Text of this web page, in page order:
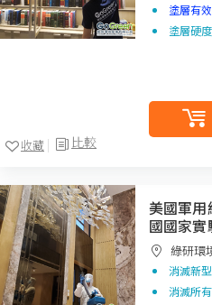
比較
收藏
塗層有
塗層硬
美國軍
國國家
綠研環
消滅新
消滅所